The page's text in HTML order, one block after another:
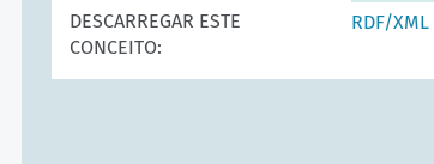
DESCARREGAR ESTE
CONCEITO:
RDF/XML